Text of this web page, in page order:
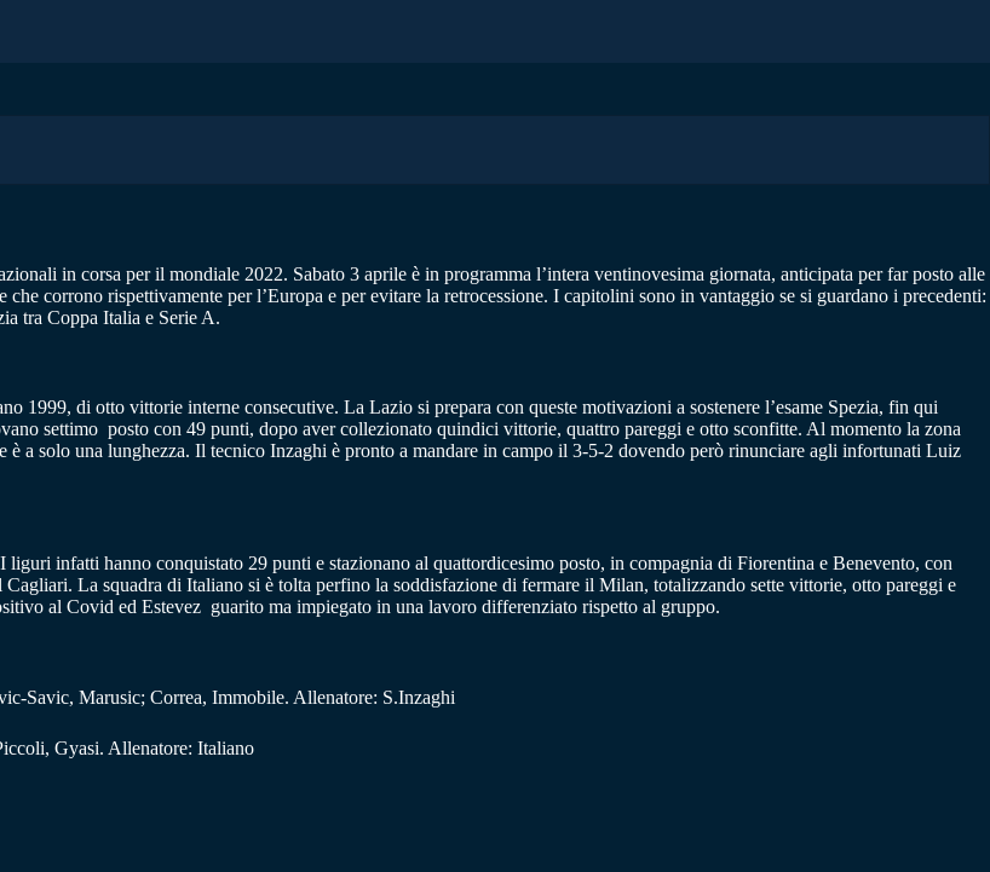
in corsa per il mondiale 2022. Sabato 3 aprile è in programma l’intera ventinovesima giornata, anticipata per far posto alle
corrono rispettivamente per l’Europa e per evitare la retrocessione. I capitolini sono in vantaggio se si guardano i precedenti:
tra Coppa Italia e Serie A.
1999, di otto vittorie interne consecutive. La Lazio si prepara con queste motivazioni a sostenere l’esame Spezia, fin qui
settimo posto con 49 punti, dopo aver collezionato quindici vittorie, quattro pareggi e otto sconfitte. Al momento la zona
a solo una lunghezza. Il tecnico Inzaghi è pronto a mandare in campo il 3-5-2 dovendo però rinunciare agli infortunati Luiz
infatti hanno conquistato 29 punti e stazionano al quattordicesimo posto, in compagnia di Fiorentina e Benevento, con
La squadra di Italiano si è tolta perfino la soddisfazione di fermare il Milan, totalizzando sette vittorie, otto pareggi e
al Covid ed Estevez guarito ma impiegato in una lavoro differenziato rispetto al gruppo.
Savic, Marusic; Correa, Immobile. Allenatore: S.Inzaghi
Gyasi. Allenatore: Italiano